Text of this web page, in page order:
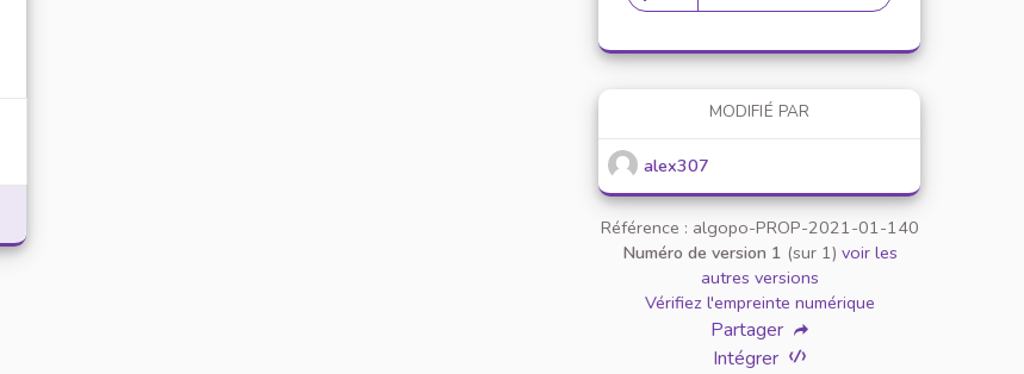
20 abonnés
MODIFIÉ PAR
alex307
Référence : algopo-PROP-2021-01-140
Numéro de version 1 (sur 1) voir les
autres versions
Vérifiez l'empreinte numérique
Partager
Intégrer